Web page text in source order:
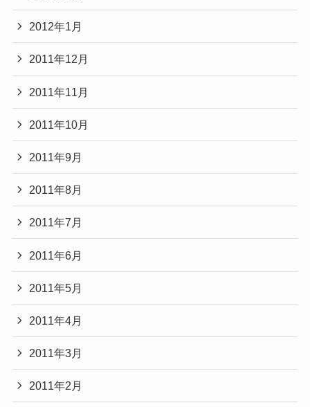
2012年1月
2011年12月
2011年11月
2011年10月
2011年9月
2011年8月
2011年7月
2011年6月
2011年5月
2011年4月
2011年3月
2011年2月